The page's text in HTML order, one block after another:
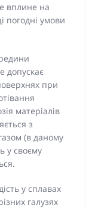
вплине на
погодні умови
допускає
при
матеріалів
з
(в даному
у своєму
у сплавах
галузях